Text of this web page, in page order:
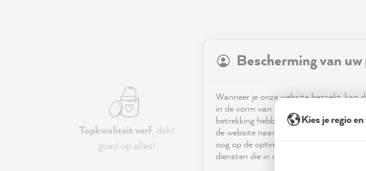
Topkwaliteit verf, dekt
goed op alles!
Gewoon lekker verven
zonder schuren
Bescherming van
Wanneer je onze website bezoekt, kan
in de vorm van cookies. Deze
betrekking hebben op je, je
de website naar verwachting
oog op de optimalisering ervan, en om
diensten die in de verklaring inzake
Kies je regio